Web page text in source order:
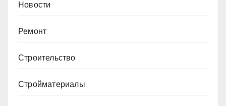
Новости
Ремонт
Строительство
Стройматериалы